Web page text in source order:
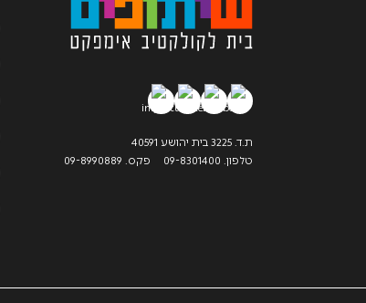
ת.ד. 3225 בית יהושע 40591
טלפון. 09-8301400
פקס. 09-8990889